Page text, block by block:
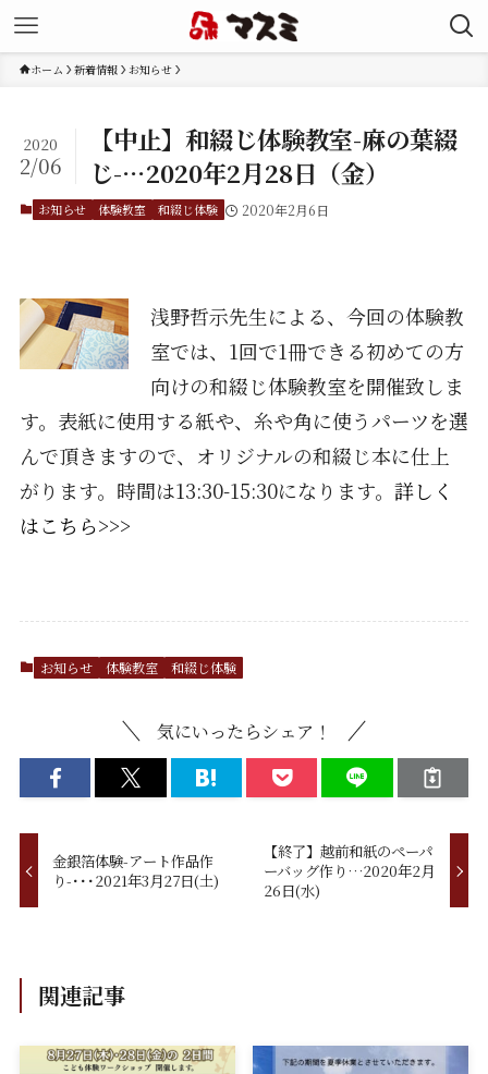
ホーム 新着情報 お知らせ
【中止】和綴じ体験教室-麻の葉綴
じ-…2020年2月28日（金）
2020
2/06
お知らせ 体験教室 和綴じ体験 2020年2月6日
浅野哲示先生による、今回の体験教
室では、1回で1冊できる初めての方
向けの和綴じ体験教室を開催致しま
す。表紙に使用する紙や、糸や角に使うパーツを選
んで頂きますので、オリジナルの和綴じ本に仕上
がります。時間は13:30-15:30になります。 詳しく
はこちら>>>
お知らせ 体験教室 和綴じ体験
気にいったらシェア！
金銀箔体験-アート作品作
り-･･･2021年3月27日(土)
【終了】越前和紙のペーパ
ーバッグ作り…2020年2月
26日(水)
関連記事